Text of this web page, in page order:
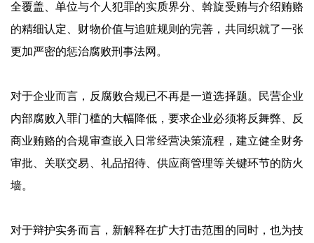
全覆盖、单位与个人犯罪的实质界分、斡旋受贿与介绍贿赂
的精细认定、财物价值与追赃规则的完善，共同织就了一张
更加严密的惩治腐败刑事法网。
对于企业而言，反腐败合规已不再是一道选择题。民营企业
内部腐败入罪门槛的大幅降低，要求企业必须将反舞弊、反
商业贿赂的合规审查嵌入日常经营决策流程，建立健全财务
审批、关联交易、礼品招待、供应商管理等关键环节的防火
墙。
对于辩护实务而言，新解释在扩大打击范围的同时，也为技